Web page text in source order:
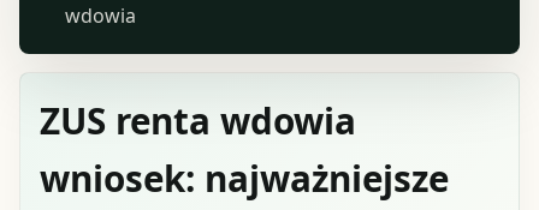
ZUS renta wdowia
wniosek: najważniejsze
wdowia